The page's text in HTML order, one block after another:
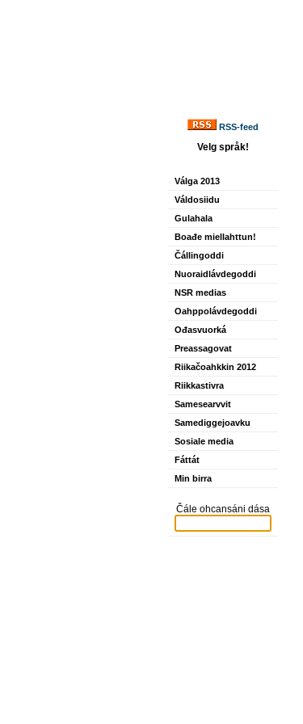
RSS-feed
Velg språk!
Válga 2013
Váldosiidu
Gulahala
Boađe miellahttun!
Čállingoddi
Nuoraidlávdegoddi
NSR medias
Oahppolávdegoddi
Ođasvuorká
Preassagovat
Riikačoahkkin 2012
Riikkastivra
Samesearvvit
Samediggejoavku
Sosiale media
Fáttát
Min birra
Čále ohcansáni dása